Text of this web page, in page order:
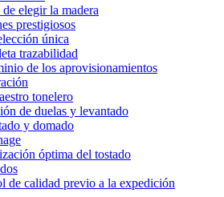
elegir la madera
prestigiosos
única
trazabilidad
de los aprovisionamientos
tonelero
de duelas y levantado
y domado
óptima del tostado
de calidad previo a la expedición